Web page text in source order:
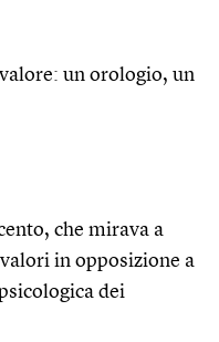
un orologio, un
che mirava a
in opposizione a
dei